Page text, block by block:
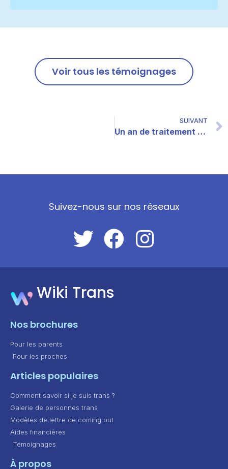
Voir tous les témoignages
SUIVANT
Un an de traitement hormonal (Agathe, 23 ans)
Suivez-nous sur nos réseaux
Wiki Trans
Nos brochures
Pour les parents
Pour les proches
Articles populaires
Comment savoir si je suis trans ?
Galerie de personnes trans
Modèles de lettre de coming out
Aides financières
Témoignages
À propos